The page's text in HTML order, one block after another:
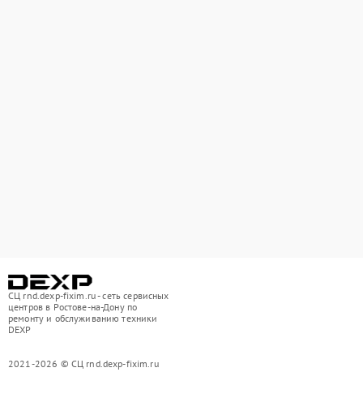
СЦ rnd.dexp-fixim.ru - сеть сервисных
центров в Ростове-на-Дону по
ремонту и обслуживанию техники
DEXP
2021-2026 © СЦ rnd.dexp-fixim.ru